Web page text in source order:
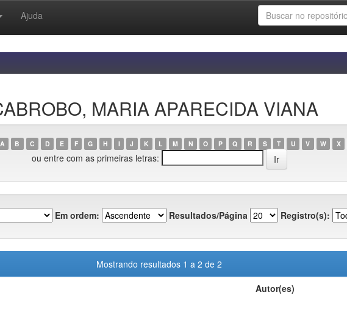
Ajuda
MARIA APARECIDA VIANA
A B C D E F G H I J K L M N O P Q R S T U V W X
ou entre com as primeiras letras:
Em ordem: Resultados/Página Registro(s):
Mostrando resultados 1 a 2 de 2
Autor(es)